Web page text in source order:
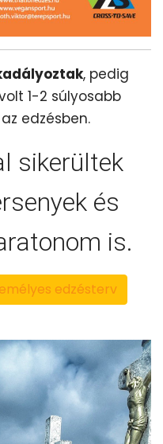
, pedig
1-2 súlyosabb
edzésben.
sikerültek
és
is.
edzésterv